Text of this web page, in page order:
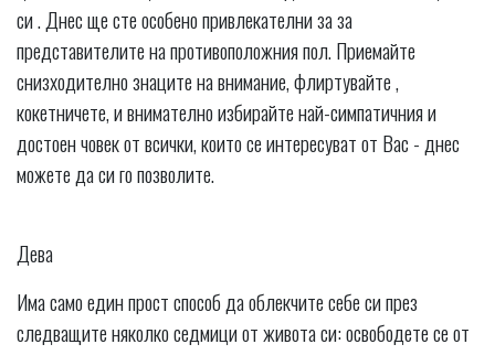
си . Днес ще сте особено привлекателни за за
представителите на противоположния пол. Приемайте
снизходително знаците на внимание, флиртувайте ,
кокетничете, и внимателно избирайте най-симпатичния и
достоен човек от всички, които се интересуват от Вас - днес
можете да си го позволите.
Дева
Има само един прост способ да облекчите себе си през
следващите няколко седмици от живота си: освободете се от